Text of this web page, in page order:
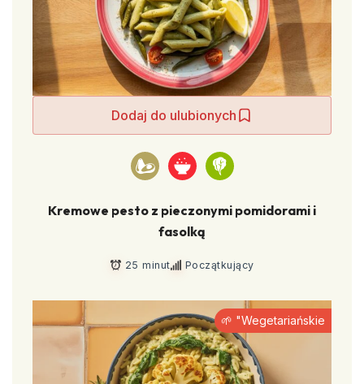
Dodaj do ulubionych
Kremowe pesto z pieczonymi pomidorami i
fasolką
25 minut Początkujący
🌱 "Wegetariańskie